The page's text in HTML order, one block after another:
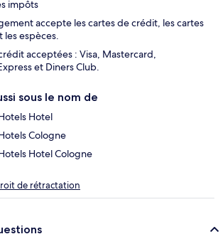
impôts
accepte les cartes de crédit, les cartes
espèces.
acceptées : Visa, Mastercard,
et Diners Club.
sous le nom de
Hotel
Cologne
Hotel Cologne
de rétractation